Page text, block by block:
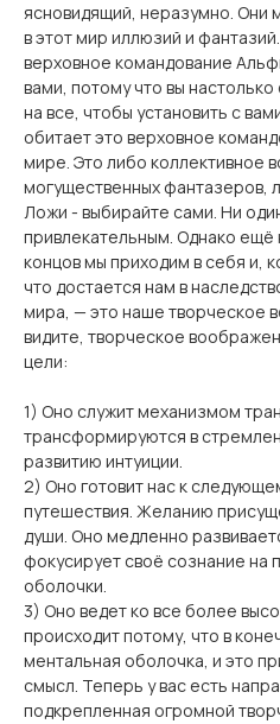
ясновидящий, неразумно. Они
в этот мир иллюзий и
верховное командование
вами, потому что вы
на все, чтобы установить с
обитает это верховное
мире. Это либо коллективное
могущественных фантазеров,
Ложи - выбирайте сами. Ни
привлекательным. Однако ещё
концов мы приходим в себя и,
что достается нам в
мира, — это наше творческое
видите, творческое
цели:
1) Оно служит механизмом
трансформируются в
развитию интуиции.
2) Оно готовит нас к
путешествия. Желанию
души. Оно медленно
фокусирует своё сознание на
оболочки.
3) Оно ведет ко все более
происходит потому, что в
ментальная оболочка, и это
смысл. Теперь у вас есть
подкрепленная огромной